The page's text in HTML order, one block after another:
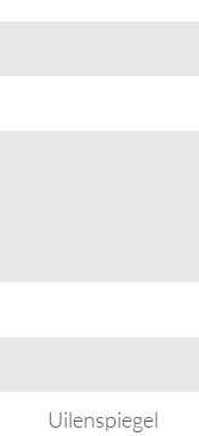
Uilenspiegel